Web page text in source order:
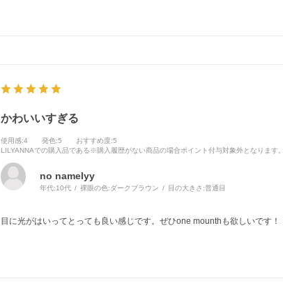
かわいいすぎる
使用感:4 発色:5 おすすめ度:5
LILYANNAでの購入品である※購入履歴がない商品の場合ポイント付与対象外となります。
no namelyy
年代:10代 裸眼の色:ダークブラウン 目の大きさ:普通目
目に光がはいってとっても良い感じです。ぜひone mounthも欲しいです